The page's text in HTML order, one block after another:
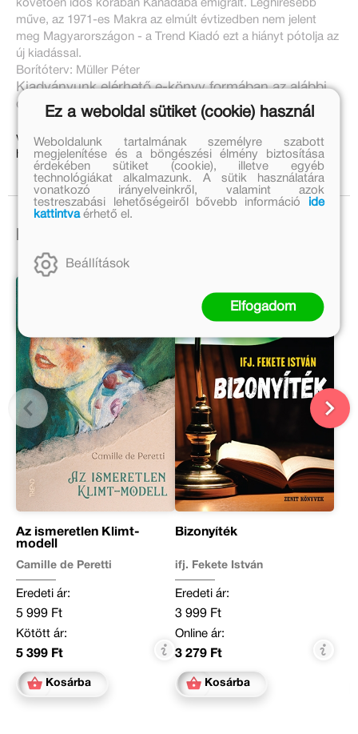
követően idős korában Kanadába emigrált. Leghíresebb
műve, az 1971-es Makra az elmúlt évtizedben nem jelent
meg Magyarországon - a Trend Kiadó ezt a hiányt pótolja az
új kiadással.
Borítóterv: Müller Péter
Kiadványunk elérhető e-könyv formában az alábbi
oldalakon:
www.ekonyv.hu
https://www.book24.hu
Az ismeretlen Klimt-
modell
Camille de Peretti
Eredeti ár:
5 999 Ft
Kötött ár:
5 399 Ft
Kosárba
Bizonyíték
ifj. Fekete István
Eredeti ár:
3 999 Ft
Online ár:
3 279 Ft
Kosárba
Ez a weboldal sütiket (cookie) használ
Weboldalunk tartalmának személyre szabott
megjelenítése és a böngészési élmény biztosítása
érdekében sütiket (cookie), illetve egyéb
technológiákat alkalmazunk. A sütik használatára
vonatkozó irányelveinkről, valamint azok
testreszabási lehetőségeiről bővebb információ
ide
kattintvaérhető el.
Beállítások
Elfogadom